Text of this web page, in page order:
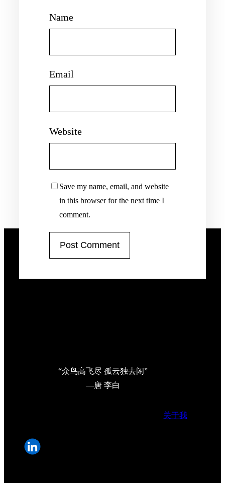
Name
Email
Website
Save my name, email, and website
in this browser for the next time I
comment.
“众鸟高飞尽 孤云独去闲”
—唐 李白
关于我